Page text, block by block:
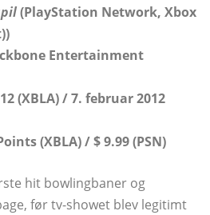
(PlayStation Network, Xbox
Entertainment
(XBLA) / 7. februar 2012
(XBLA) / $ 9.99 (PSN)
hit bowlingbaner og
før tv-showet blev legitimt